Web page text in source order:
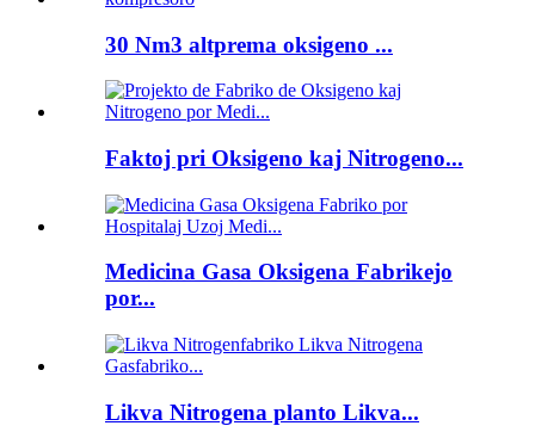
30 Nm3 altprema oksigeno ...
Faktoj pri Oksigeno kaj Nitrogeno...
Medicina Gasa Oksigena Fabrikejo
por...
Likva Nitrogena planto Likva...